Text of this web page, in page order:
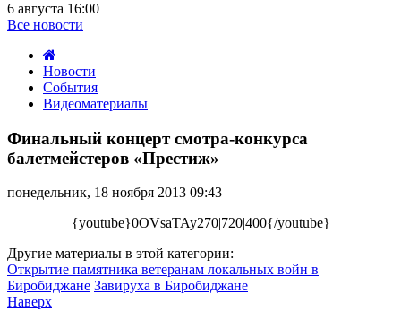
6 августа 16:00
Все новости
Новости
События
Видеоматериалы
концерт
смотра-
конкурса
«Престиж»
Финальный концерт смотра-конкурса
балетмейстеров «Престиж»
понедельник, 18 ноября 2013 09:43
{youtube}0OVsaTAy270|720|400{/youtube}
Другие материалы в этой категории:
Открытие памятника ветеранам локальных войн в
Биробиджане Завируха в Биробиджане
Наверх